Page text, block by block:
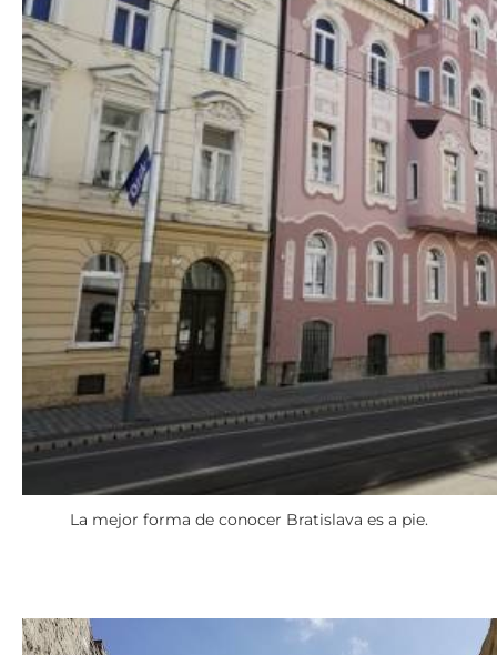
La mejor forma de conocer Bratislava es a pie.